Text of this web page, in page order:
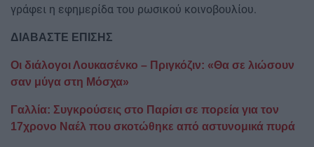
γράφει η εφημερίδα του ρωσικού κοινοβουλίου.
ΔΙΑΒΑΣΤΕ ΕΠΙΣΗΣ
Οι διάλογοι Λουκασένκο – Πριγκόζιν: «Θα σε λιώσουν
σαν μύγα στη Μόσχα»
Γαλλία: Συγκρούσεις στο Παρίσι σε πορεία για τον
17χρονο Ναέλ που σκοτώθηκε από αστυνομικά πυρά